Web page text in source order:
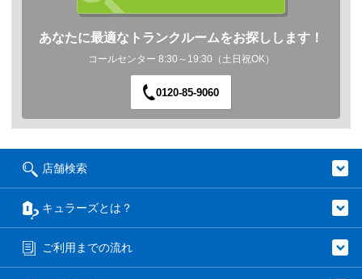
あなたに最適なトランクルームをお探しします！
コールセンター 8:30～19:30（土日祝OK）
0120-85-9060
店舗検索
キュラーズとは？
ご利用までの流れ